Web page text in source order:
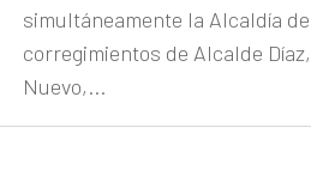
simultáneamente la Alcaldía
corregimientos de Alcalde
Nuevo,...